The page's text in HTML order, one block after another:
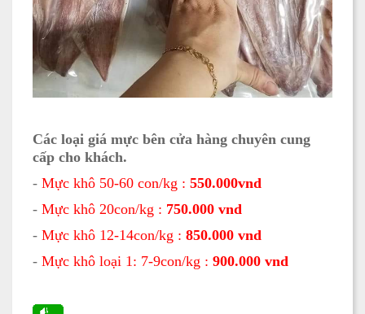
Các loại giá mực bên cửa hàng chuyên cung
cấp cho khách.
- Mực khô 50-60 con/kg : 550.000vnd
- Mực khô 20con/kg : 750.000 vnd
- Mực khô 12-14con/kg : 850.000 vnd
- Mực khô loại 1: 7-9con/kg : 900.000 vnd